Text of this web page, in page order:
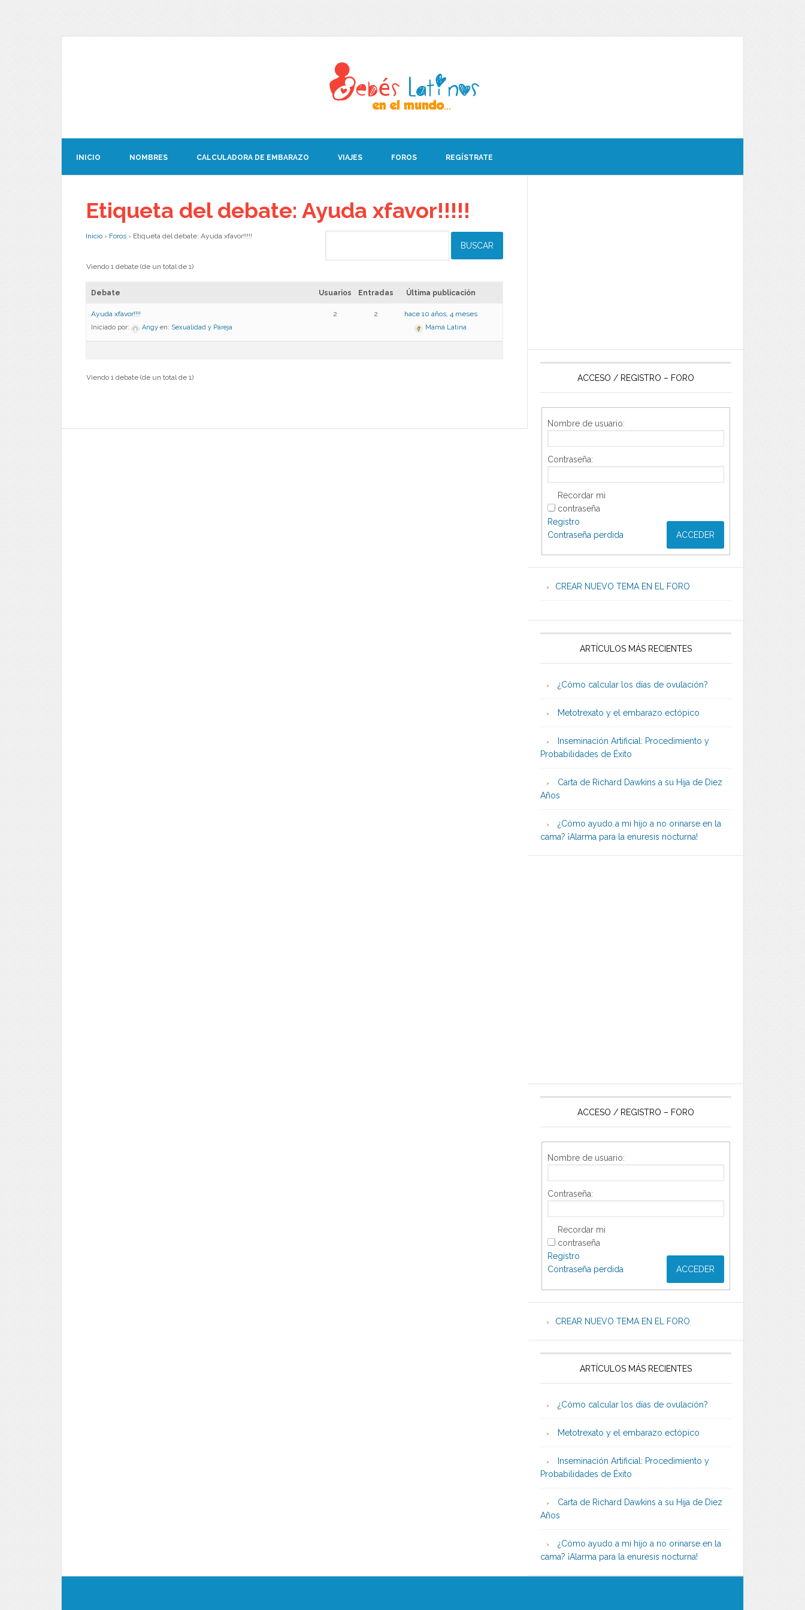
INICIO NOMBRES CALCULADORA DE EMBARAZO VIAJES FOROS REGÍSTRATE
Etiqueta del debate: Ayuda xfavor!!!!!
Inicio › Foros › Etiqueta del debate: Ayuda xfavor!!!!!
Viendo 1 debate (de un total de 1)
Debate Usuarios Entradas Última publicación
Ayuda xfavor!!!!
Iniciado por: Angy en: Sexualidad y Pareja
2 2 hace 10 años, 4 meses
Mamá Latina
Viendo 1 debate (de un total de 1) ACCESO / REGISTRO – FORO
Nombre de usuario:
Contraseña:
Recordar mi
contraseña
ACCEDER
Registro
Contraseña perdida
CREAR NUEVO TEMA EN EL FORO
ARTÍCULOS MÁS RECIENTES
¿Cómo calcular los días de ovulación?
Metotrexato y el embarazo ectópico
Inseminación Artificial: Procedimiento y
Probabilidades de Éxito
Carta de Richard Dawkins a su Hija de Diez
Años
¿Cómo ayudo a mi hijo a no orinarse en la
cama? ¡Alarma para la enuresis nocturna!
ACCESO / REGISTRO – FORO
Nombre de usuario:
Contraseña:
Recordar mi
contraseña
ACCEDER
Registro
Contraseña perdida
CREAR NUEVO TEMA EN EL FORO
ARTÍCULOS MÁS RECIENTES
¿Cómo calcular los días de ovulación?
Metotrexato y el embarazo ectópico
Inseminación Artificial: Procedimiento y
Probabilidades de Éxito
Carta de Richard Dawkins a su Hija de Diez
Años
¿Cómo ayudo a mi hijo a no orinarse en la
cama? ¡Alarma para la enuresis nocturna!